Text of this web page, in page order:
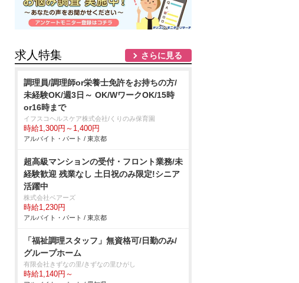
求人特集 さらに見る
調理員/調理師or栄養士免許をお持ちの方/
未経験OK/週3日～ OK/WワークOK/15時
or16時まで
イフスコヘルスケア株式会社/くりのみ保育園
時給1,300円～1,400円
アルバイト・パート / 東京都
超高級マンションの受付・フロント業務/未
経験歓迎 残業なし 土日祝のみ限定!シニア
活躍中
株式会社ベアーズ
時給1,230円
アルバイト・パート / 東京都
「福祉調理スタッフ」無資格可/日勤のみ/
グループホーム
有限会社きずなの里/きずなの里ひがし
時給1,140円～